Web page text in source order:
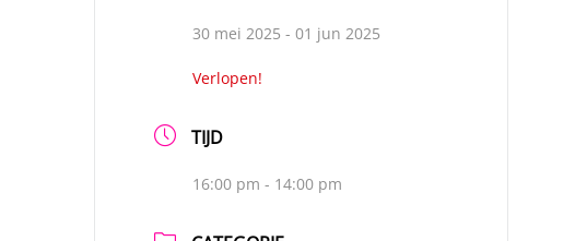
30 mei 2025 - 01 jun 2025
Verlopen!
TIJD
16:00 pm - 14:00 pm